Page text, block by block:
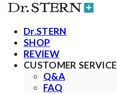
Dr.STERN
SHOP
REVIEW
CUSTOMER SERVICE
Q&A
FAQ